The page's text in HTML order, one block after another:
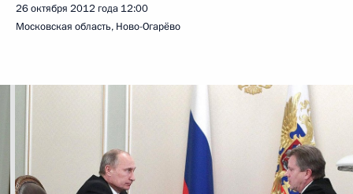
26 октября 2012 года 12:00
Московская область, Ново-Огарёво